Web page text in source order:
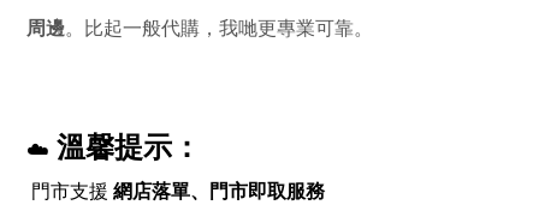
周邊。比起一般代購，我哋更專業可靠。
☁️ 溫馨提示：
門市支援 網店落單、門市即取服務